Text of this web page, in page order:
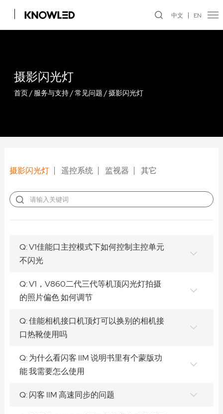
中文 EN
摄影闪光灯
首页/ 服务与支持/常见问题 /摄影闪光灯
摄影闪光灯 遥控系统 监视器 其它
Q: V1佳能口主控模式下如何控制主控单元
不闪光
Q: V1，V860二代三代等机顶闪光灯拍摄
的照片偏色 如何调节
Q: 佳能相机接口机顶灯可以换别的相机接
口热靴使用吗
Q: 为什么看闪客 IIM 说明书里有个蒙版功
能 我需要怎么使用
Q: 闪客 IIM 高速同步的问题